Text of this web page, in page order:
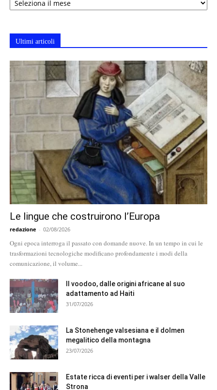
Ultimi articoli
Le lingue che costruirono l’Europa
redazione - 02/08/2026
Ogni epoca interroga il passato con domande nuove. In un tempo in cui le
trasformazioni tecnologiche modificano profondamente i modi della
comunicazione, il volume...
Il voodoo, dalle origini africane al suo
adattamento ad Haiti
31/07/2026
La Stonehenge valsesiana e il dolmen
megalitico della montagna
23/07/2026
Estate ricca di eventi per i walser della Valle
Strona